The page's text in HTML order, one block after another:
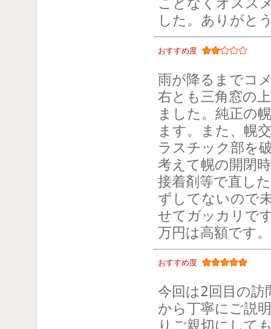
ことなくオスス
した。ありがと
おすすめ度
雨が降るまでコ
右とも三角窓の
ました。純正の
ます。また、幌
ラスチック部を
考えて幌の開閉
接着剤等で直し
ずしてないので
せてガッカリで
万円は高額です。
おすすめ度
今回は2回目の訪
から丁寧にご説
りご親切にして